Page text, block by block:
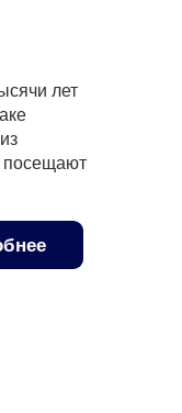
лет
посещают